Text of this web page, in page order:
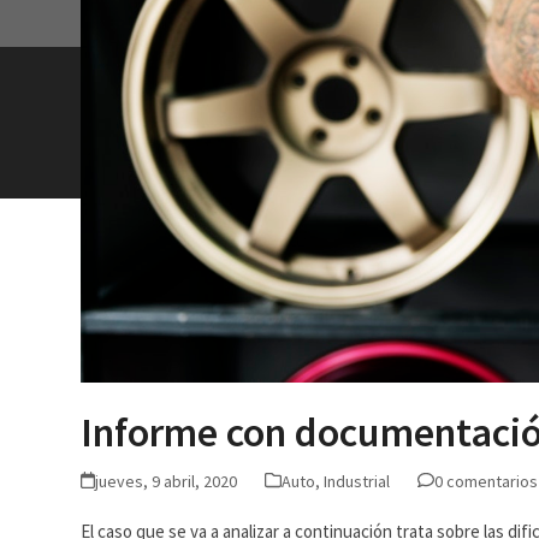
Informe con
jueves, 9 abril, 2020 Auto,Industrial 0 comentarios
El caso que se va a analizar a continuación trata sobre las